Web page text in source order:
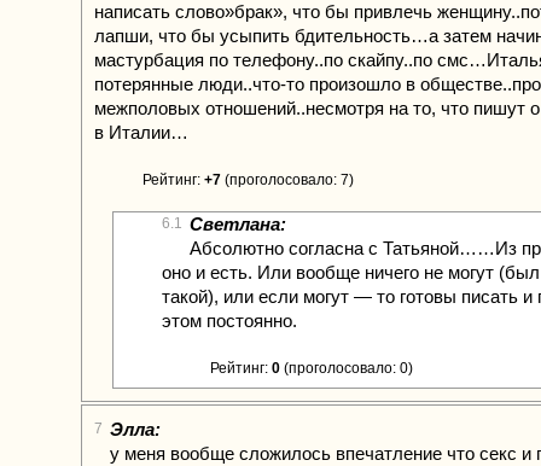
написать слово»брак», что бы привлечь
лапши, что бы усыпить бдительность…а затем
мастурбация по телефону..по скайпу..по
потерянные люди..что-то произошло в
межполовых отношений..несмотря на то, что пишут
в Италии…
Рейтинг: +7 (проголосовало: 7)
6.1 Светлана:
Абсолютно согласна с Татьяной……Из
оно и есть. Или вообще ничего не могут
такой), или если могут — то готовы писать и
этом постоянно.
Рейтинг: 0 (проголосовало: 0)
7 Элла:
у меня вообще сложилось впечатление что секс и